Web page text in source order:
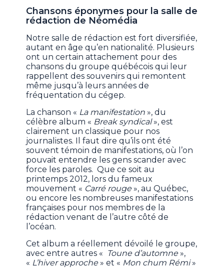
Chansons éponymes pour la salle de
rédaction de Néomédia
Notre salle de rédaction est fort diversifiée,
autant en âge qu’en nationalité. Plusieurs
ont un certain attachement pour des
chansons du groupe québécois qui leur
rappellent des souvenirs qui remontent
même jusqu’à leurs années de
fréquentation du cégep.
La chanson « La manifestation », du
célèbre album « Break syndical», est
clairement un classique pour nos
journalistes. Il faut dire qu’ils ont été
souvent témoin de manifestations, où l’on
pouvait entendre les gens scander avec
force les paroles. Que ce soit au
printemps 2012, lors du fameux
mouvement « Carré rouge», au Québec,
ou encore les nombreuses manifestations
françaises pour nos membres de la
rédaction venant de l’autre côté de
l’océan.
Cet album a réellement dévoilé le groupe,
avec entre autres « Toune d’automne»,
« L’hiver approche» et « Mon chum Rémi»